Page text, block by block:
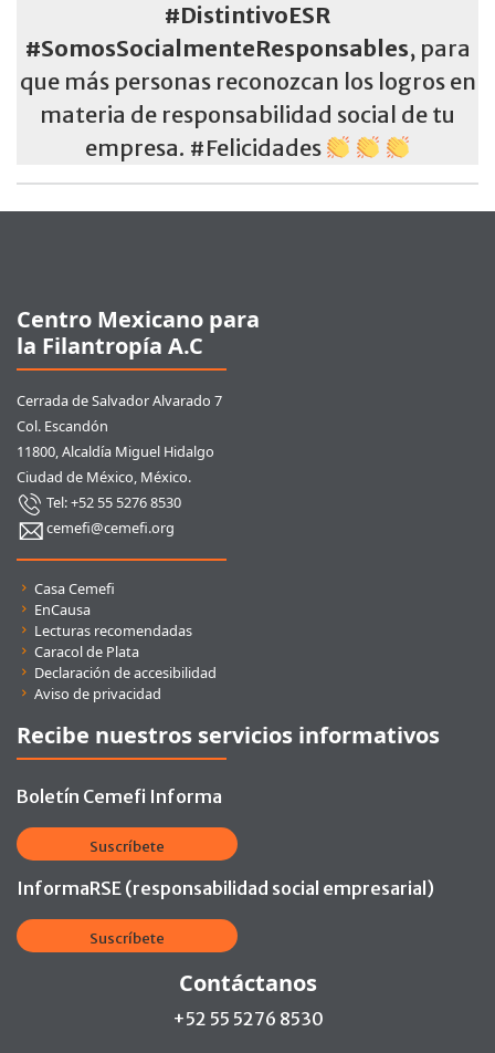
#DistintivoESR
#SomosSocialmenteResponsables, para
que más personas reconozcan los logros en
materia de responsabilidad social de tu
empresa. #Felicidades
Centro Mexicano para
la Filantropía A.C
Cerrada de Salvador Alvarado 7
Col. Escandón
11800, Alcaldía Miguel Hidalgo
Ciudad de México, México.
Tel: +52 55 5276 8530
cemefi@cemefi.org
Casa Cemefi
EnCausa
Lecturas recomendadas
Caracol de Plata
Declaración de accesibilidad
Aviso de privacidad
Recibe nuestros servicios informativos
Boletín Cemefi Informa
Suscríbete
InformaRSE (responsabilidad social empresarial)
Suscríbete
Contáctanos
+52 55 5276 8530